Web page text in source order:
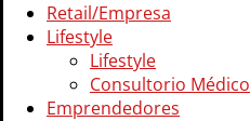
Retail/Empresa
Lifestyle
Lifestyle
Consultorio Médico
Emprendedores